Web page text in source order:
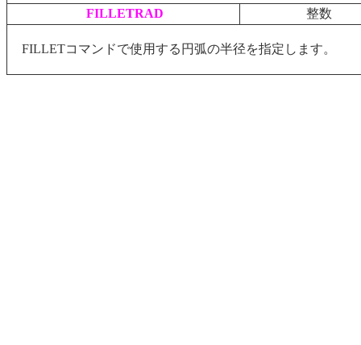
FILLETRAD 整数
FILLETコマンドで使用する円弧の半径を指定します。